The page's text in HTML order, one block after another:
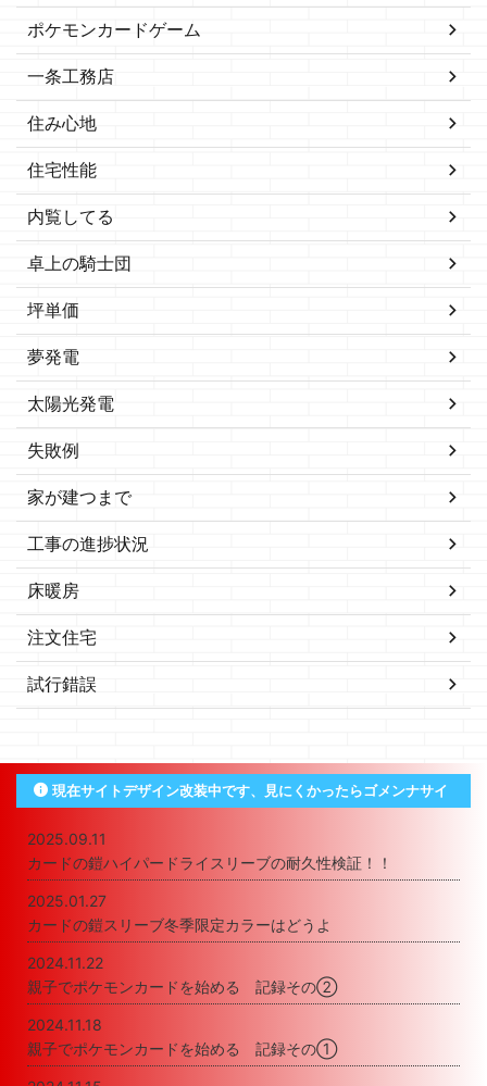
ポケモンカードゲーム
一条工務店
住み心地
住宅性能
内覧してる
卓上の騎士団
坪単価
夢発電
太陽光発電
失敗例
家が建つまで
工事の進捗状況
床暖房
注文住宅
試行錯誤
現在サイトデザイン改装中です、見にくかったらゴメンナサイ
2025.09.11
カードの鎧ハイパードライスリーブの耐久性検証！！
2025.01.27
カードの鎧スリーブ冬季限定カラーはどうよ
2024.11.22
親子でポケモンカードを始める 記録その②
2024.11.18
親子でポケモンカードを始める 記録その①